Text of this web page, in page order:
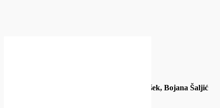
Jata C [beepblip, OR poiesis, Boštjan Perovšek, Bojana Šaljić